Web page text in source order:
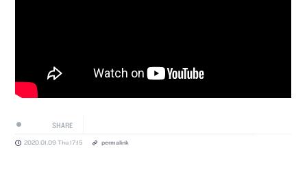
SHARE
2020.01.09 Thu 17:15 permalink